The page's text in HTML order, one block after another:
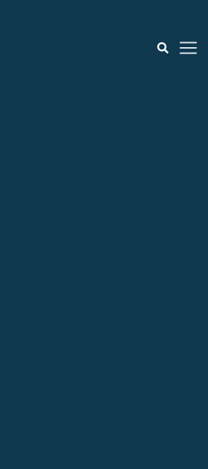
de ferramentas